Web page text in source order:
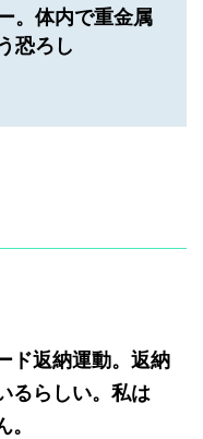
。体内で重金属
恐ろし
ド返納運動。返納
るらしい。私は